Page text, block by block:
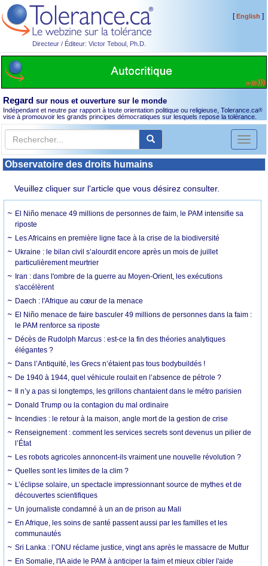
Directeur / Éditeur: Victor Teboul, Ph.D.
[English ]
Regard sur nous et ouverture sur le monde
Indépendant et neutre par rapport à toute orientation politique ou religieuse, Tolerance.ca®
vise à promouvoir les grands principes démocratiques sur lesquels repose la tolérance.
Toggle
Observatoire des droits humains
Veuillez cliquer sur l'article que vous désirez consulter.
El Niño menace 49 millions de personnes de faim, le PAM intensifie sa
riposte
Les Africains en première ligne face à la crise de la biodiversité
Ukraine : le bilan civil s’alourdit encore après un mois de juillet
particulièrement meurtrier
Iran : dans l'ombre de la guerre au Moyen-Orient, les exécutions
s'accélèrent
Daech : l'Afrique au cœur de la menace
El Niño menace de faire basculer 49 millions de personnes dans la faim :
le PAM renforce sa riposte
Décès de Rudolph Marcus : est-ce la fin des théories analytiques
élégantes ?
Dans l’Antiquité, les Grecs n’étaient pas tous bodybuildés !
De 1940 à 1944, quel véhicule roulait en l’absence de pétrole ?
Il n’y a pas si longtemps, les grillons chantaient dans le métro parisien
Donald Trump ou la contagion du mal ordinaire
Incendies : le retour à la maison, angle mort de la gestion de crise
Renseignement : comment les services secrets sont devenus un pilier de
l’État
Les robots agricoles annoncent-ils vraiment une nouvelle révolution ?
Quelles sont les limites de la clim ?
L’éclipse solaire, un spectacle impressionnant source de mythes et de
découvertes scientifiques
Un journaliste condamné à un an de prison au Mali
En Afrique, les soins de santé passent aussi par les familles et les
communautés
Sri Lanka : l’ONU réclame justice, vingt ans après le massacre de Muttur
En Somalie, l'IA aide le PAM à anticiper la faim et mieux cibler l'aide